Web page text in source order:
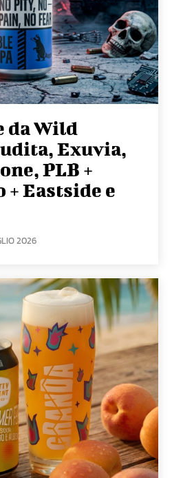
da Wild
Exuvia,
PLB +
+ Eastside e
2026